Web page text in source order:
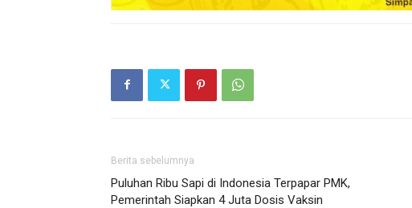
Berita sebelumnya
Puluhan Ribu Sapi di Indonesia Terpapar PMK,
Pemerintah Siapkan 4 Juta Dosis Vaksin